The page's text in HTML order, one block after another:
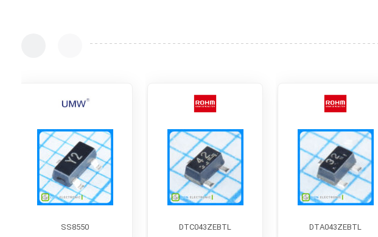
DTA043ZEBTL
DTC043ZEBTL
SS8550